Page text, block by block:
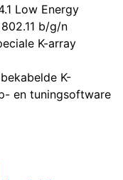
Low Energy
b/g/n
K-array
K-
en tuningsoftware